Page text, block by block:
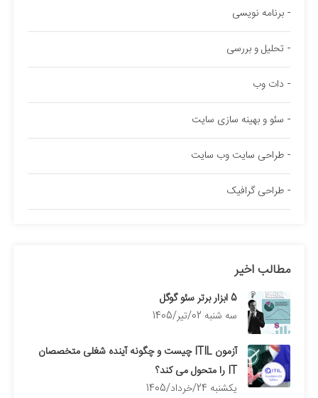
برنامه نویسی
تحلیل و بررسی
دات وب
سئو و بهینه سازی سایت
طراحی سایت وب سایت
طراحی گرافیک
مطالب اخیر
5 ابزار برتر سئو گوگل
سه شنبه 02/تیر/1405
آزمون ITIL چیست و چگونه آینده شغلی متخصصان
IT را متحول می کند؟
يكشنبه 24/خرداد/1405